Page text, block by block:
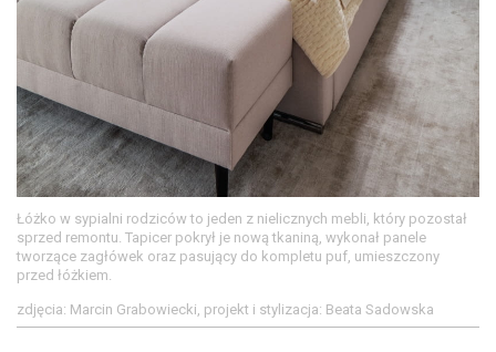
Łóżko w sypialni rodziców to jeden z nielicznych mebli, który pozostał
sprzed remontu. Tapicer pokrył je nową tkaniną, wykonał panele
tworzące zagłówek oraz pasujący do kompletu puf, umieszczony
przed łóżkiem.
zdjęcia: Marcin Grabowiecki, projekt i stylizacja: Beata Sadowska